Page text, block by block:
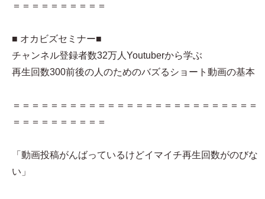
＝＝＝＝＝＝＝＝＝＝
■ オカビズセミナー■
チャンネル登録者数32万人Youtuberから学ぶ
再生回数300前後の人のためのバズるショート動画の基本
＝＝＝＝＝＝＝＝＝＝＝＝＝＝＝＝＝＝＝＝＝＝＝＝＝＝
＝＝＝＝＝＝＝＝＝＝
「動画投稿がんばっているけどイマイチ再生回数がのびな
い」